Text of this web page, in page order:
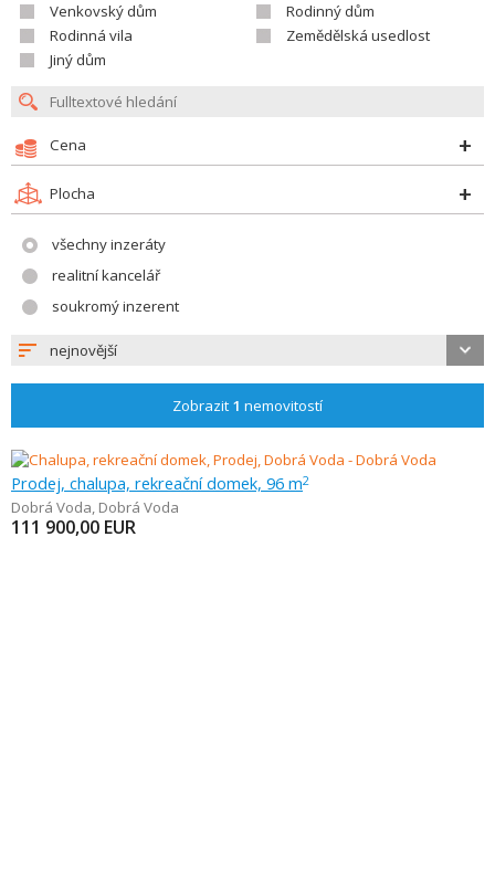
Venkovský dům
Rodinný dům
Rodinná vila
Zemědělská usedlost
Jiný dům
Cena
Plocha
všechny inzeráty
realitní kancelář
soukromý inzerent
nejnovější
Zobrazit 1 nemovitostí
Prodej, chalupa, rekreační domek, 96 m2
Dobrá Voda, Dobrá Voda
111 900,00 EUR